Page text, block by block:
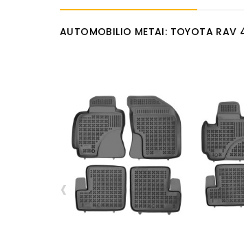
AUTOMOBILIO METAI: TOYOTA
‹